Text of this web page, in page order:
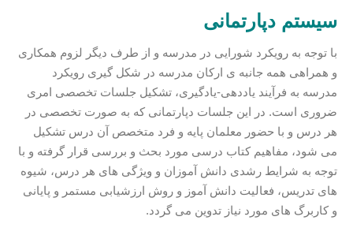
سیستم دپارتمانی
با توجه به رویکرد شورایی در مدرسه و از طرف دیگر لزوم همکاری
و همراهی همه جانبه ی ارکان مدرسه در شکل گیری رویکرد
مدرسه به فرآیند یاددهی-یادگیری، تشکیل جلسات تخصصی امری
ضروری است. در این جلسات دپارتمانی که به صورت تخصصی در
هر درس و با حضور معلمان پایه و فرد متخصص آن درس تشکیل
می شود، مفاهیم کتاب درسی مورد بحث و بررسی قرار گرفته و با
توجه به شرایط رشدی دانش آموزان و ویژگی های هر درس، شیوه
های تدریس، فعالیت دانش آموز و روش ارزشیابی مستمر و پایانی
و کاربرگ های مورد نیاز تدوین می گردد.